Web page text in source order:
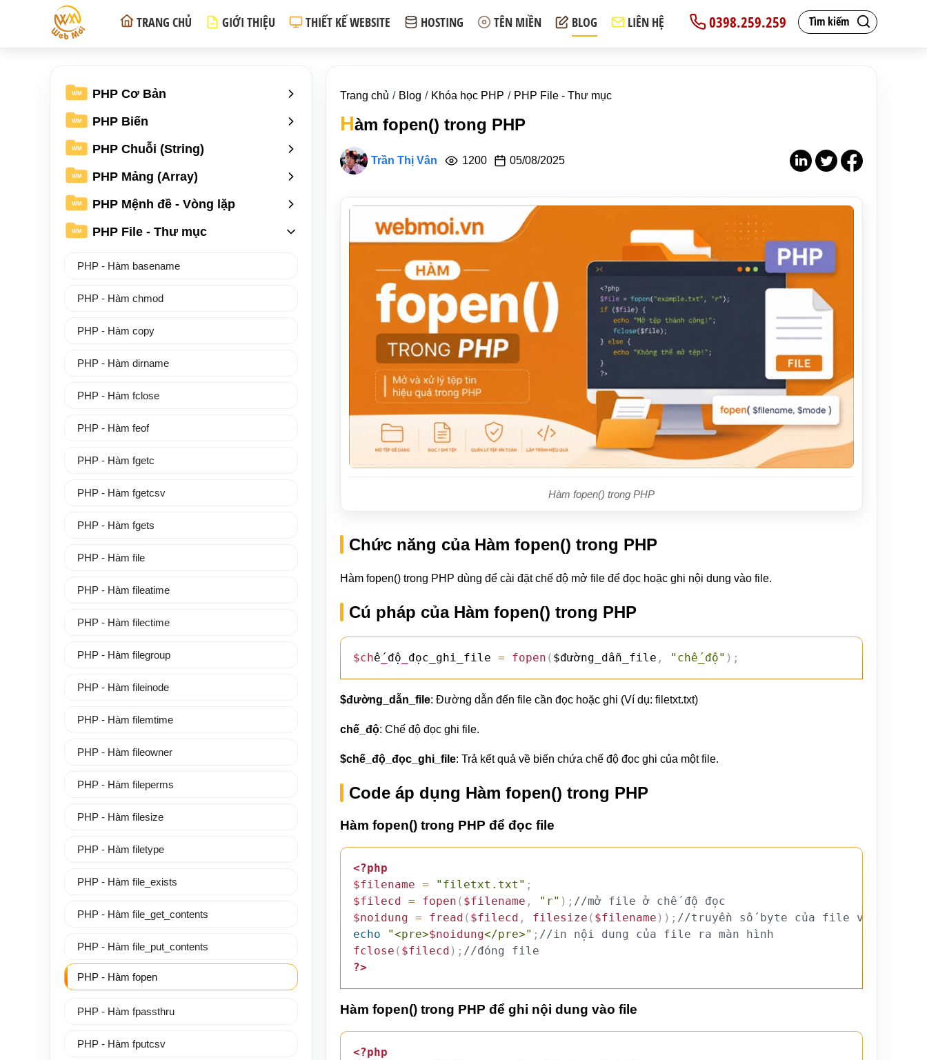
Tìm kiếm
0398.259.259
TRANG CHỦ GIỚI THIỆU THIẾT KẾ WEBSITE HOSTING TÊN MIỀN BLOG LIÊN HỆ
Trang chủ Blog Khóa học PHP PHP File - Thư mục
Hàm fopen() trong PHP
Trần Thị Vân 1200 05/08/2025
Hàm fopen() trong PHP
Chức năng của Hàm fopen() trong PHP
Hàm fopen() trong PHP dùng để cài đặt chế độ mở file để đọc hoặc ghi nội dung vào file.
Cú pháp của Hàm fopen() trong PHP
$chế _độ đọc_ghi_file = fopen ( $đường_dẫn_file , "chế_độ" ) ;
$đường_dẫn_file: Đường dẫn đến file cần đọc hoặc ghi (Ví dụ: filetxt.txt)
chế_độ: Chế độ đọc ghi file.
$chế_độ_đọc_ghi_file: Trả kết quả về biến chứa chế độ đọc ghi của một file.
Code áp dụng Hàm fopen() trong PHP
Hàm fopen() trong PHP để đọc file
<?php
$filename = "filetxt.txt" ;
$filecd = fopen ( $filename , "r" ) ; //mở file ở chế độ đọc
$noidung = fread ( $filecd , filesize ( $filename ) ) ; //truyền số byte của file và tiến
echo
"<pre>$noidung</pre>" ; //in nội dung của file ra màn hình
fclose ( $filecd ) ; //đóng file
?>
Hàm fopen() trong PHP để ghi nội dung vào file
<?php
WM PHP Cơ Bản
WM PHP Biến
WM PHP Chuỗi (String)
WM PHP Mảng (Array)
WM PHP Mệnh đề - Vòng lặp
WM PHP File - Thư mục
PHP - Hàm basename
PHP - Hàm chmod
PHP - Hàm copy
PHP - Hàm dirname
PHP - Hàm fclose
PHP - Hàm feof
PHP - Hàm fgetc
PHP - Hàm fgetcsv
PHP - Hàm fgets
PHP - Hàm file
PHP - Hàm fileatime
PHP - Hàm filectime
PHP - Hàm filegroup
PHP - Hàm fileinode
PHP - Hàm filemtime
PHP - Hàm fileowner
PHP - Hàm fileperms
PHP - Hàm filesize
PHP - Hàm filetype
PHP - Hàm file_exists
PHP - Hàm file_get_contents
PHP - Hàm file_put_contents
PHP - Hàm fopen
PHP - Hàm fpassthru
PHP - Hàm fputcsv